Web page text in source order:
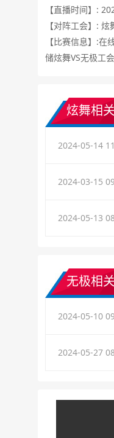
【直播时间】:
【对阵工会】:
【比赛信息】:
储炫舞VS无极工
炫舞相
2024-05-14
2024-03-15
2024-05-13
无极相
2024-05-10
2024-05-27